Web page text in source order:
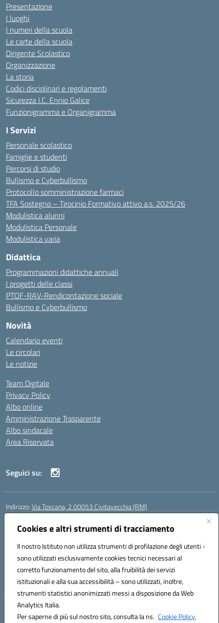
Cookies e altri strumenti di tracciamento
Il nostro Istituto non utilizza strumenti di profilazione degli utenti -
sono utilizzati esclusivamente cookies tecnici necessari al
corretto funzionamento del sito, alla fruibilità dei servizi
istituzionali e alla sua accessibilità – sono utilizzati, inoltre,
strumenti statistici anonimizzati messi a disposizione da Web
Analytics Italia.
Per saperne di più sul nostro sito, consulta la ns. Cookie Policy.
Presentazione
I luoghi
I numeri della scuola
Le carte della scuola
Dirigente Scolastico
Organizzazione
La storia
Codici disciplinari e regolamenti
Sicurezza I.C. Ennio Galice
Funzionigramma e Organigramma
I Servizi
Personale scolastico
Famiglie e studenti
Percorsi di studio
Bullismo e Cyberbullismo
Protocollo somministrazione farmaci
TFA Sostegno – Tirocinio Formativo attivo a.s. 2025/26
Modulistica alunni
Modulistica Personale
Modulistica varia
Didattica
Programmazioni didattiche annuali
I progetti delle classi
PTOF-RAV-Rendicontazione sociale
Bullismo e Cyberbullismo
Novità
Calendario eventi
Le circolari
Le notizie
Team Digitale
Privacy Policy
Albo online
Amministrazione Trasparente
Albo sindacale
Area Riservata
Seguici su:
Indirizzo:Via Toscana, 2 00053 Civitavecchia (RM)
Centralino:
Posta elettronica certificata (PEC):rmic8b900g@pec.istruzione.it
Codice fiscale: 91038380589
Codice meccanografico:RMIC8B900G
Codice Indice delle Pubbliche Amministrazioni (IPA): istsc_rmic8b900g
Codice unico di fatturazione (CUF): UFP4NO
Hosting & Powered by 3D Solution S.r.l.